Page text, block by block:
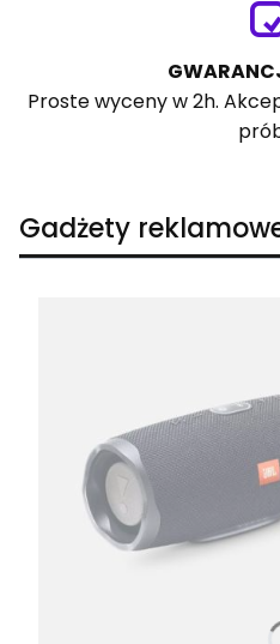
Proste wyceny w 2h.
Gadżety